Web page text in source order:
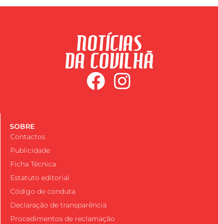
SOBRE
Contactos
Publicidade
Ficha Técnica
Estatuto editorial
Código de conduta
Declaração de transparência
Procedimentos de reclamação